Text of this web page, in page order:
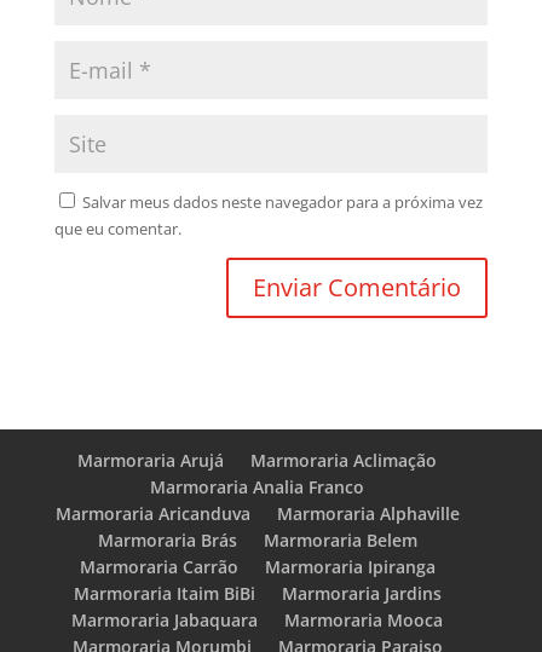
Salvar meus dados neste navegador para a próxima vez
que eu comentar.
Marmoraria Arujá
Marmoraria Aclimação
Marmoraria Analia Franco
Marmoraria Aricanduva
Marmoraria Alphaville
Marmoraria Brás
Marmoraria Belem
Marmoraria Carrão
Marmoraria Ipiranga
Marmoraria Itaim BiBi
Marmoraria Jardins
Marmoraria Jabaquara
Marmoraria Mooca
Marmoraria Morumbi
Marmoraria Paraiso